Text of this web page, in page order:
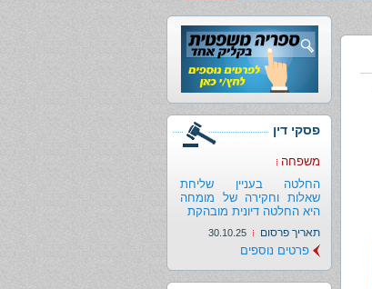
פסקי דין
משפחה
החלטה בעניין שליחת
שאלות וחקירה של מומחה
היא החלטה דיונית מובהקת
תאריך פרסום 30.10.25
פרטים נוספים